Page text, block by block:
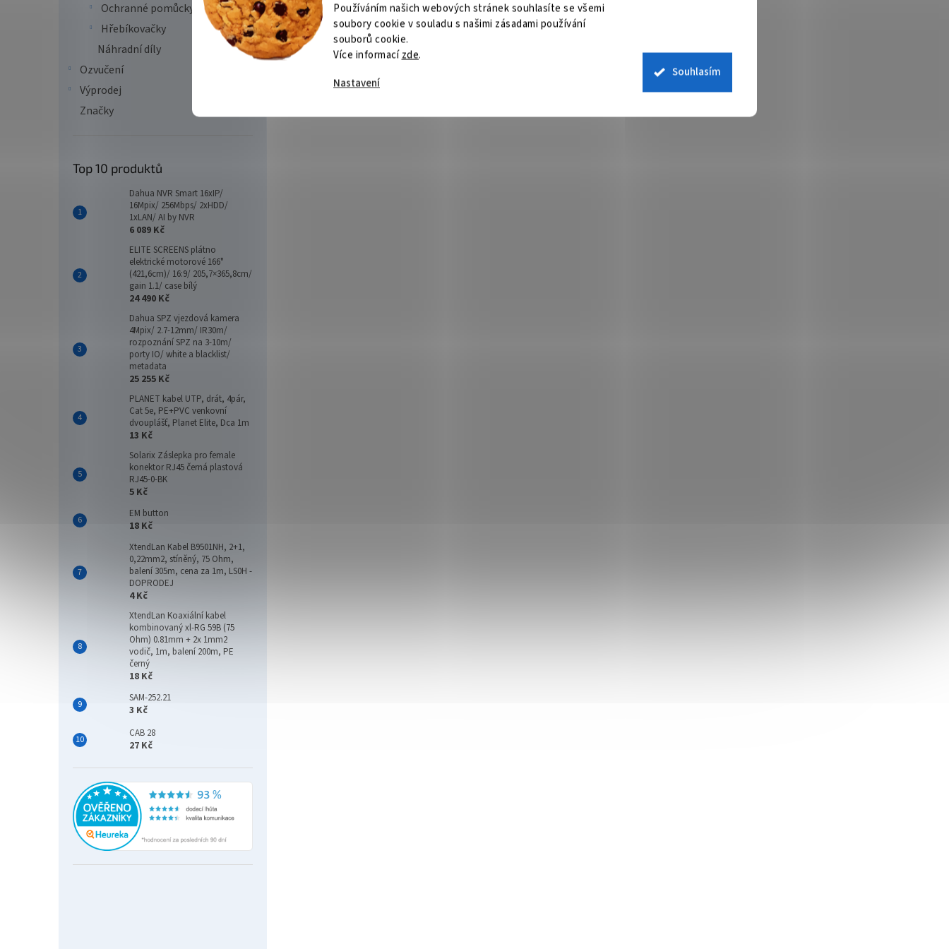
Používáním našich webových stránek souhlasíte se všemi
soubory cookie v souladu s našimi zásadami používání
souborů cookie.
Více informacízde.
Nastavení
Souhlasím
Ochranné pomůcky
Hřebíkovačky
Náhradní díly
Ozvučení
Výprodej
Značky
Top 10 produktů
Dahua NVR Smart 16xIP/
16Mpix/ 256Mbps/ 2xHDD/
1xLAN/ AI by NVR
6 089 Kč
ELITE SCREENS plátno
elektrické motorové 166"
(421,6cm)/ 16:9/ 205,7×365,8cm/
gain 1.1/ case bílý
24 490 Kč
Dahua SPZ vjezdová kamera
4Mpix/ 2.7-12mm/ IR30m/
rozpoznání SPZ na 3-10m/
porty IO/ white a blacklist/
metadata
25 255 Kč
PLANET kabel UTP, drát, 4pár,
Cat 5e, PE+PVC venkovní
dvouplášť, Planet Elite, Dca 1m
13 Kč
Solarix Záslepka pro female
konektor RJ45 černá plastová
RJ45-0-BK
5 Kč
EM button
18 Kč
XtendLan Kabel B9501NH, 2+1,
0,22mm2, stíněný, 75 Ohm,
balení 305m, cena za 1m, LS0H -
DOPRODEJ
4 Kč
XtendLan Koaxiální kabel
kombinovaný xl-RG 59B (75
Ohm) 0.81mm + 2x 1mm2
vodič, 1m, balení 200m, PE
černý
18 Kč
SAM-252.21
3 Kč
CAB 28
27 Kč